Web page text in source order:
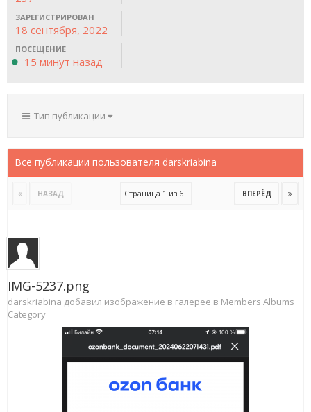
ЗАРЕГИСТРИРОВАН
18 сентября, 2022
ПОСЕЩЕНИЕ
15 минут назад
Тип публикации
Все публикации пользователя darskriabina
НАЗАД ВПЕРЁД
Страница 1 из 6
IMG-5237.png
darskriabina добавил изображение в галерее в Members Albums
Category